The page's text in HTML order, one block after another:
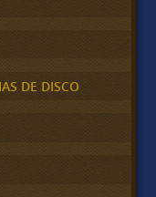
DE DISCO